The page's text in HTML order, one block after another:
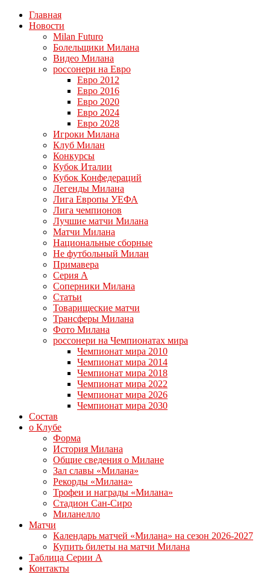
Главная
Новости
Milan Futuro
Болельщики Милана
Видео Милана
россонери на Евро
Евро 2012
Евро 2016
Евро 2020
Евро 2024
Евро 2028
Игроки Милана
Клуб Милан
Конкурсы
Кубок Италии
Кубок Конфедераций
Легенды Милана
Лига Европы УЕФА
Лига чемпионов
Лучшие матчи Милана
Матчи Милана
Национальные сборные
Не футбольный Милан
Примавера
Серия А
Соперники Милана
Статьи
Товарищеские матчи
Трансферы Милана
Фото Милана
россонери на Чемпионатах мира
Чемпионат мира 2010
Чемпионат мира 2014
Чемпионат мира 2018
Чемпионат мира 2022
Чемпионат мира 2026
Чемпионат мира 2030
Состав
о Клубе
Форма
История Милана
Общие сведения о Милане
Зал славы «Милана»
Рекорды «Милана»
Трофеи и награды «Милана»
Стадион Сан-Сиро
Миланелло
Матчи
Календарь матчей «Милана» на сезон 2026-2027
Купить билеты на матчи Милана
Таблица Серии А
Контакты